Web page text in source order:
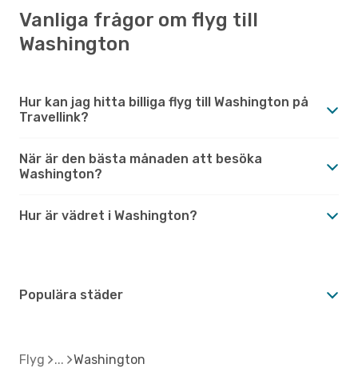
Vanliga frågor om flyg till
Washington
Hur kan jag hitta billiga flyg till Washington på
Travellink?
När är den bästa månaden att besöka
Washington?
Hur är vädret i Washington?
Populära städer
Flyg Washington